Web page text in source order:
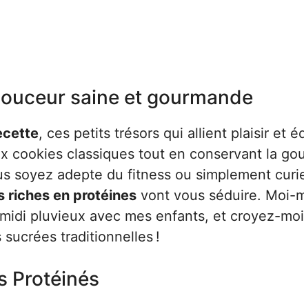
saine et gourmande
, ces petits trésors qui allient plaisir et
cookies classiques tout en conservant la
soyez adepte du fitness ou simplement
riches en protéines vont vous séduire. Moi-
pluvieux avec mes enfants, et croyez-
traditionnelles !
Protéinés